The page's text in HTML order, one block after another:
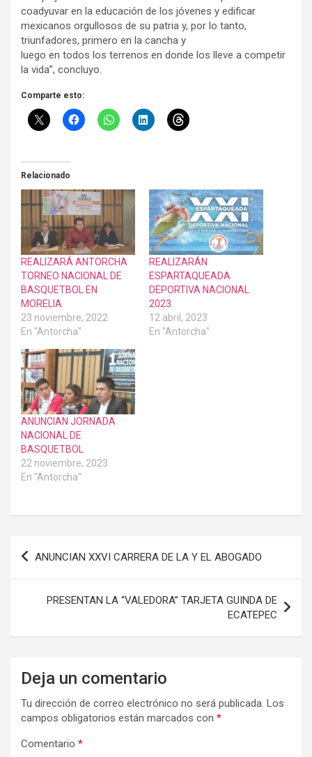
coadyuvar en la educación de los jóvenes y edificar
mexicanos orgullosos de su patria y, por lo tanto,
triunfadores, primero en la cancha y
luego en todos los terrenos en donde los lleve a competir
la vida”, concluyo.
Comparte esto:
Relacionado
REALIZARÁ ANTORCHA
TORNEO NACIONAL DE
BASQUETBOL EN
MORELIA
23 noviembre, 2022
En "Antorcha"
REALIZARÁN
ESPARTAQUEADA
DEPORTIVA NACIONAL
2023
12 abril, 2023
En "Antorcha"
ANUNCIAN JORNADA
NACIONAL DE
BASQUETBOL
22 noviembre, 2023
En "Antorcha"
Navegación
ANUNCIAN XXVI CARRERA DE LA Y EL ABOGADO
PRESENTAN LA “VALEDORA” TARJETA GUINDA DE
ECATEPEC
Deja un comentario
Tu dirección de correo electrónico no será publicada. Los
campos obligatorios están marcados con *
Comentario *